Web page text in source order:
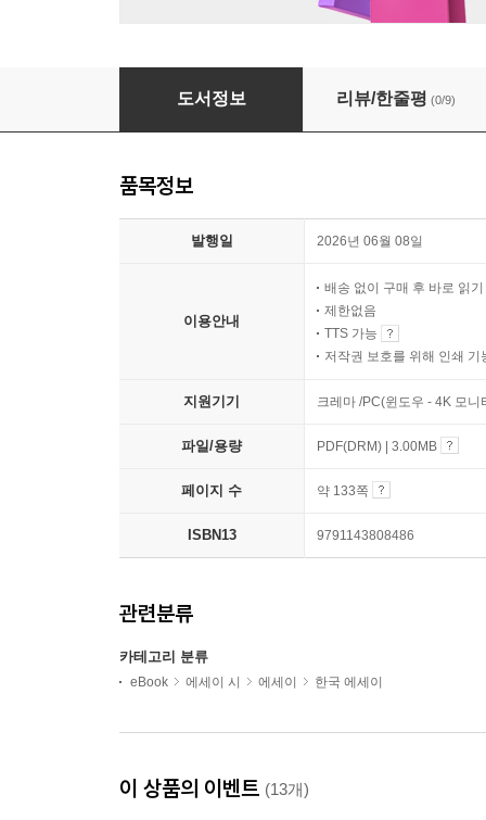
다섯 갈래 오솔길
도서정보 리뷰/한줄평 (0/9)
품목정보
발행일 2026년 06월 08일
이용안내
배송 없이 구매 후 바로 읽기
제한없음
TTS 가능
저작권 보호를 위해 인쇄 기
지원기기 크레마 /PC(윈도우 - 4K 모
파일/용량 PDF(DRM) | 3.00MB
페이지 수 약 133쪽
ISBN13 9791143808486
관련분류
카테고리 분류
eBook 에세이 시 에세이 한국 에세이
이 상품의 이벤트 (13개)